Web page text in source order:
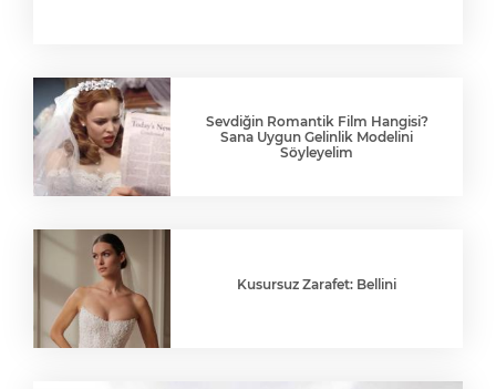
Sevdiğin Romantik Film Hangisi?
Sana Uygun Gelinlik Modelini
Söyleyelim
Kusursuz Zarafet: Bellini